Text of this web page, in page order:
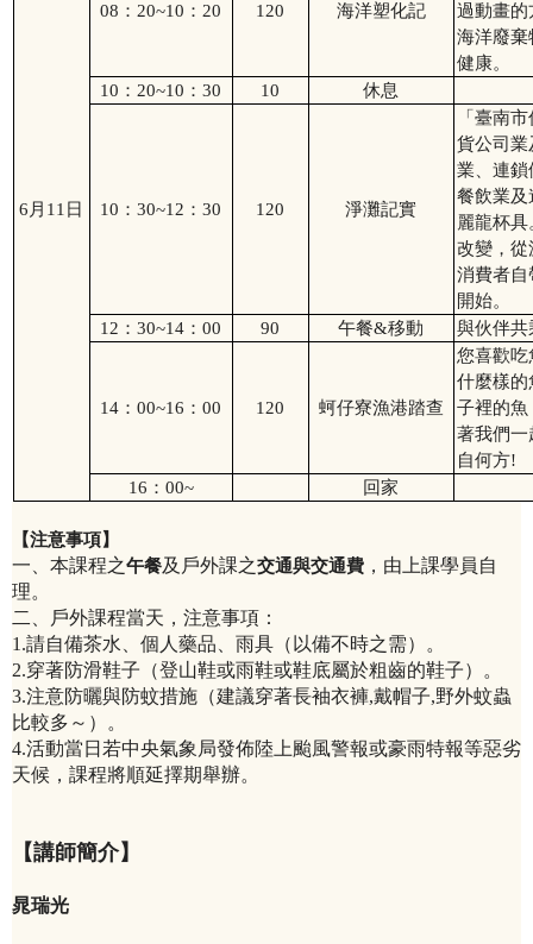
6月 11 日
08 ：20~10 ：20 120 海洋塑化記
過動畫的
海洋廢棄
健康。
10 ：20~10 ：30 10 休息
10 ：30~12 ：30 120 淨灘記實
「臺南
貨公司業
業、連鎖
餐飲業及
麗龍杯
改變，從
消費者自
開始。
12 ：30~14 ：00 90 午餐&移動 與伙伴共
14 ：00~16 ：00 120 蚵仔寮漁港踏查
您喜歡吃
什麼樣的
子裡的魚
著我們一
自何方!
16 ： 00~ 回家
【注意事項】
一、本課程之午餐及戶外課之交通與交通費 ，由上課學員自
理。
二、戶外課程當天，注意事項：
1.請自備茶水、個人藥品、雨具（以備不時之需）。
2.穿著防滑鞋子（登山鞋或雨鞋或鞋底屬於粗齒的鞋子）。
3.注意防曬與防蚊措施（建議穿著長袖衣褲,戴帽子,野外蚊蟲
比較多～）。
4.活動當日若中央氣象局發佈陸上颱風警報或豪雨特報等惡劣
天候，課程將順延擇期舉辦。
【講師簡介】
晁瑞光